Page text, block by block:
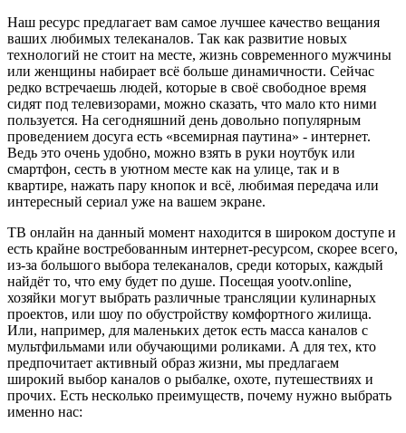
Наш ресурс предлагает вам самое лучшее качество вещания
ваших любимых телеканалов. Так как развитие новых
технологий не стоит на месте, жизнь современного мужчины
или женщины набирает всё больше динамичности. Сейчас
редко встречаешь людей, которые в своё свободное время
сидят под телевизорами, можно сказать, что мало кто ними
пользуется. На сегодняшний день довольно популярным
проведением досуга есть «всемирная паутина» - интернет.
Ведь это очень удобно, можно взять в руки ноутбук или
смартфон, сесть в уютном месте как на улице, так и в
квартире, нажать пару кнопок и всё, любимая передача или
интересный сериал уже на вашем экране.
ТВ онлайн на данный момент находится в широком доступе и
есть крайне востребованным интернет-ресурсом, скорее всего,
из-за большого выбора телеканалов, среди которых, каждый
найдёт то, что ему будет по душе. Посещая yootv.online,
хозяйки могут выбрать различные трансляции кулинарных
проектов, или шоу по обустройству комфортного жилища.
Или, например, для маленьких деток есть масса каналов с
мультфильмами или обучающими роликами. А для тех, кто
предпочитает активный образ жизни, мы предлагаем
широкий выбор каналов о рыбалке, охоте, путешествиях и
прочих. Есть несколько преимуществ, почему нужно выбрать
именно нас: